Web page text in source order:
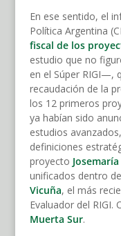
En ese sentido, el
Política Argentina
fiscal de los
estudio que no
en el Súper RIGI—,
recaudación de la
los 12 primeros
ya habían sido
estudios
definiciones
proyecto
unificados dentro
Vicuña, el más
Evaluador del
Muerta Sur.